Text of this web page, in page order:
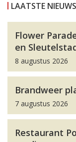
LAATSTE NIEUWS
Flower
en
8 augustus 2026
Brandweer
7 augustus 2026
Restaurant